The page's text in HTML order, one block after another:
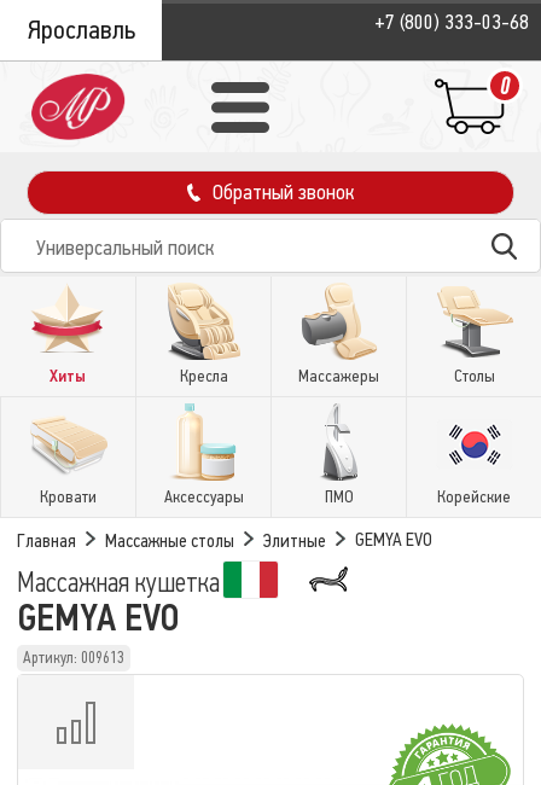
Ярославль +7 (800) 333-03-68
0
Обратный звонок
Хиты Кресла Массажеры Столы
Кровати Аксессуары ПМО Корейские
Главная Массажные столы Элитные GEMYA EVO
Массажная кушетка
GEMYA EVO
Артикул: 009613